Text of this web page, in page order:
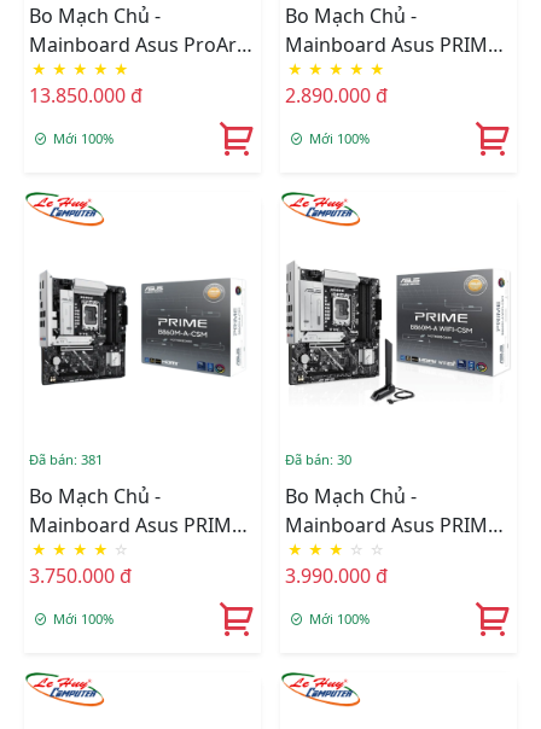
Bo Mạch Chủ -
Mainboard Asus ProArt
Z890-CREATOR WIFI
DDR5 (Thunderbolt
5+Bluetooth)
★ ★ ★ ★ ★
13.850.000 đ
Mới 100%
Bo Mạch Chủ -
Mainboard Asus PRIME
B860M-K-CSM DDR5
★ ★ ★ ★ ★
2.890.000 đ
Mới 100%
Đã bán: 381
Bo Mạch Chủ -
Mainboard Asus PRIME
B860M-A-CSM
★ ★ ★ ★ ☆
3.750.000 đ
Mới 100%
Đã bán: 30
Bo Mạch Chủ -
Mainboard Asus PRIME
B860M-A WIFI-CSM
★ ★ ★ ☆ ☆
3.990.000 đ
Mới 100%